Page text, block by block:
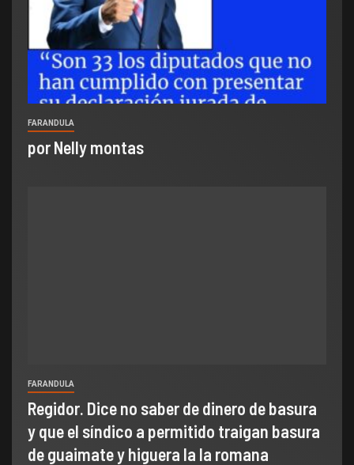
FARANDULA
por Nelly montas
FARANDULA
Regidor. Dice no saber de dinero de basura
y que el síndico a permitido traigan basura
de guaimate y higuera la la romana